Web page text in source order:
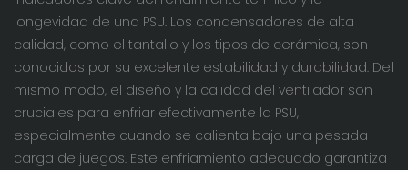
longevidad de una PSU. Los condensadores de alta
calidad, como el tantalio y los tipos de cerámica, son
conocidos por su excelente estabilidad y durabilidad. Del
mismo modo, el diseño y la calidad del ventilador son
cruciales para enfriar efectivamente la PSU,
especialmente cuando se calienta bajo una pesada
carga de juegos. Este enfriamiento adecuado garantiza